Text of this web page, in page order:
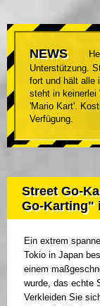
NEWS
Unterstützung.
fort und hält alle
steht in keinerlei
'Mario Kart'.
Verfügung.
Street Go-
Go-Karting"
Ein extrem
Tokio in Japan
einem
wurde, das echte
Verkleiden Sie